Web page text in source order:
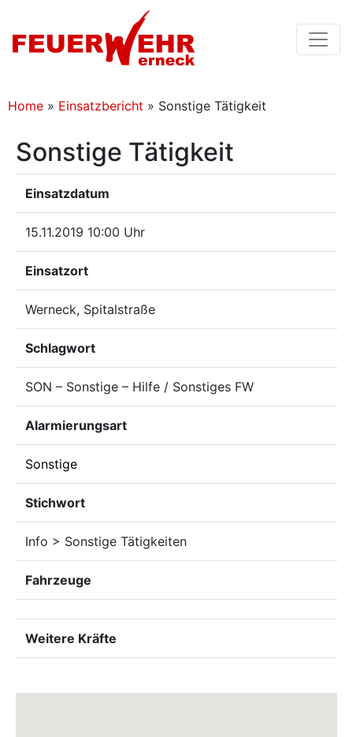
Home » Einsatzbericht » Sonstige Tätigkeit
Sonstige Tätigkeit
Einsatzdatum
15.11.2019 10:00 Uhr
Einsatzort
Werneck, Spitalstraße
Schlagwort
SON – Sonstige – Hilfe / Sonstiges FW
Alarmierungsart
Sonstige
Stichwort
Info > Sonstige Tätigkeiten
Fahrzeuge
Weitere Kräfte